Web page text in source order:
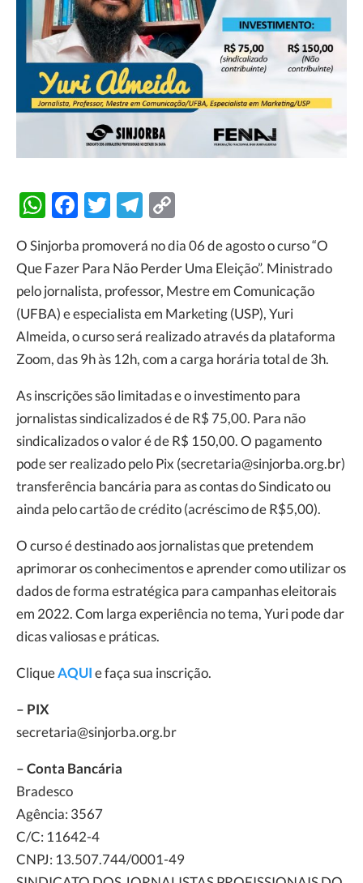
WhatsApp
Facebook
TwitterTelegram
O Sinjorba promoverá no dia 06 de agosto o curso “O
Que Fazer Para Não Perder Uma Eleição”. Ministrado
pelo jornalista, professor, Mestre em Comunicação
(UFBA) e especialista em Marketing (USP), Yuri
Almeida, o curso será realizado através da plataforma
Zoom, das 9h às 12h, com a carga horária total de 3h.
As inscrições são limitadas e o investimento para
jornalistas sindicalizados é de R$ 75,00. Para não
sindicalizados o valor é de R$ 150,00. O pagamento
pode ser realizado pelo Pix (secretaria@sinjorba.org.br)
transferência bancária para as contas do Sindicato ou
ainda pelo cartão de crédito (acréscimo de R$5,00).
O curso é destinado aos jornalistas que pretendem
aprimorar os conhecimentos e aprender como utilizar os
dados de forma estratégica para campanhas eleitorais
em 2022. Com larga experiência no tema, Yuri pode dar
dicas valiosas e práticas.
CliqueAQUIe faça sua inscrição.
– PIX
secretaria@sinjorba.org.br
– Conta Bancária
Bradesco
Agência: 3567
C/C: 11642-4
CNPJ: 13.507.744/0001-49